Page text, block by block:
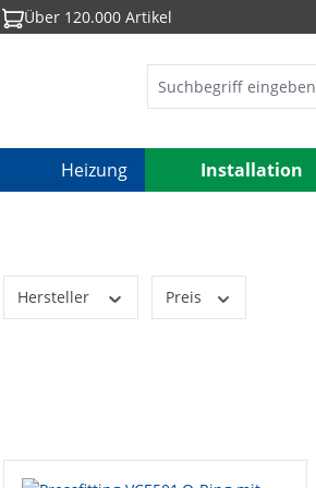
Über 120.000 Artikel
Heizung Installation
Hersteller Preis